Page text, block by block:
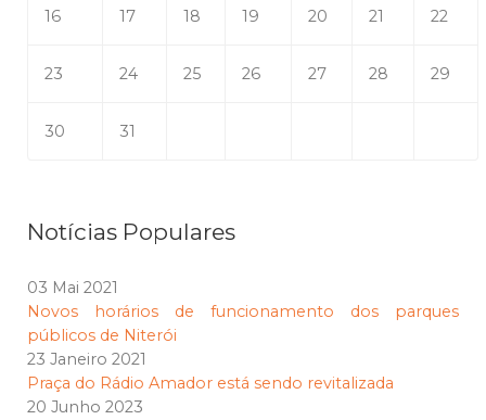
16 17 18 19 20 21 22
23 24 25 26 27 28 29
30 31
Notícias Populares
03 Mai 2021
Novos horários de funcionamento dos parques
públicos de Niterói
23 Janeiro 2021
Praça do Rádio Amador está sendo revitalizada
20 Junho 2023